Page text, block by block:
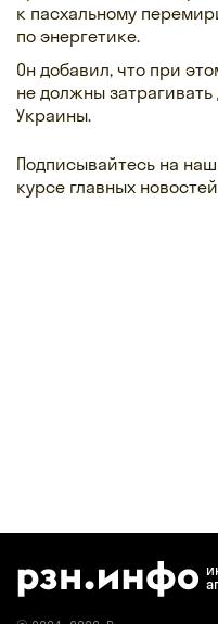
к пасхальному
по энергетике.
Он добавил, что при
не должны
Украины.
Подписывайтесь на
курсе главных новостей